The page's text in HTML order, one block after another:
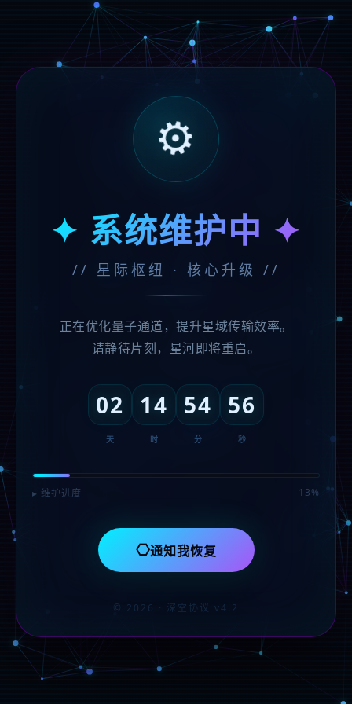
⚙️
✦ 系统维护中 ✦
// 星际枢纽 · 核心升级 //
正在优化量子通道，提升星域传输效率。
请静待片刻，星河即将重启。
02
天
14
时
54
分
56
秒
▸ 维护进度 13%
⎔通知我恢复
© 2026 · 深空协议 v4.2